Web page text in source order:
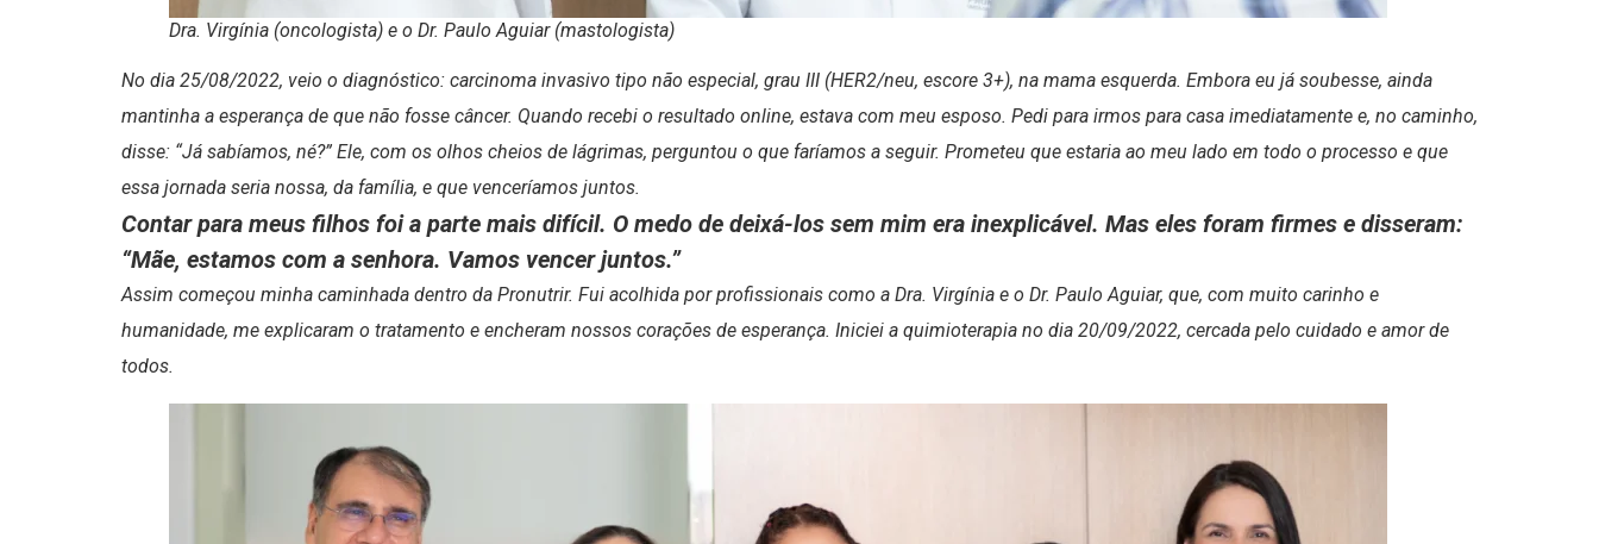
Dra. Virgínia (oncologista) e o Dr. Paulo Aguiar (mastologista)
No dia 25/08/2022, veio o diagnóstico: carcinoma invasivo tipo não especial, grau III (HER2/neu, escore 3+), na mama esquerda. Embora eu já soubesse, ainda
mantinha a esperança de que não fosse câncer. Quando recebi o resultado online, estava com meu esposo. Pedi para irmos para casa imediatamente e, no caminho,
disse: “Já sabíamos, né?” Ele, com os olhos cheios de lágrimas, perguntou o que faríamos a seguir. Prometeu que estaria ao meu lado em todo o processo e que
essa jornada seria nossa, da família, e que venceríamos juntos.
Contar para meus filhos foi a parte mais difícil. O medo de deixá-los sem mim era inexplicável. Mas eles foram firmes e disseram:
“Mãe, estamos com a senhora. Vamos vencer juntos.”
Assim começou minha caminhada dentro da Pronutrir. Fui acolhida por profissionais como a Dra. Virgínia e o Dr. Paulo Aguiar, que, com muito carinho e
humanidade, me explicaram o tratamento e encheram nossos corações de esperança. Iniciei a quimioterapia no dia 20/09/2022, cercada pelo cuidado e amor de
todos.